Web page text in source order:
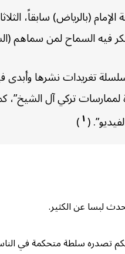
(بالرياض) سابقاً،
تغريدات نشرها وأبدى
تركي آل الشيخ”،
(١)
لبسا عن الكثير.
تصدره سلطة متحكمة في